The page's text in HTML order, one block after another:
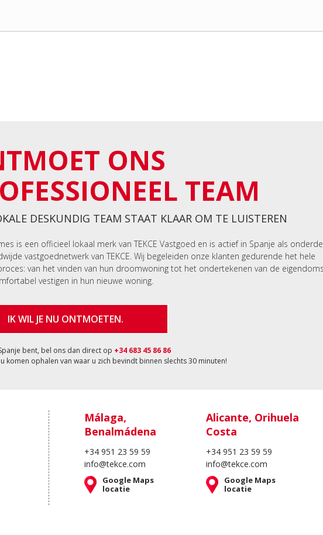
ONS
TEAM
DESKUNDIG TEAM STAAT KLAAR OM TE LUISTEREN
is een officieel lokaal merk van TEKCE Vastgoed en is actief in Spanje als
vastgoednetwerk van TEKCE. Wij begeleiden onze klanten gedurende het hele
van het vinden van hun droomwoning tot het ondertekenen van de
vestigen in hun nieuwe woning.
IK WIL JE NU ONTMOETEN.
bent, bel ons dan direct op +34 683 45 86 86
komen ophalen van waar u zich bevindt binnen slechts 30 minuten!
Málaga,
Benalmádena
+34 951 23 59 59
info@tekce.com
Google Maps
locatie
Alicante, Orihuela
Costa
+34 951 23 59 59
info@tekce.com
Google Maps
locatie